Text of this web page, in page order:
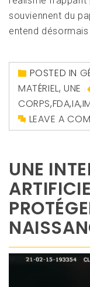
souviennent du
entend
POSTED IN
MATÉRIEL,UNE
CORPS,FDA,IA,
LEAVE A
UNE